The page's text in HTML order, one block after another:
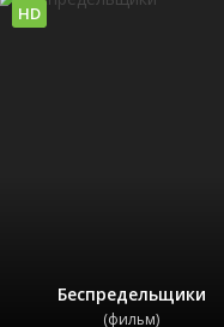
Беспредельщики
(фильм)
HD